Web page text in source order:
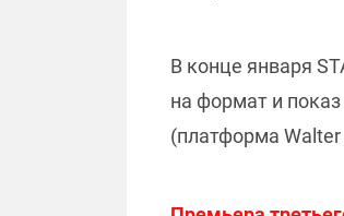
В конце января
на формат и
(платформа